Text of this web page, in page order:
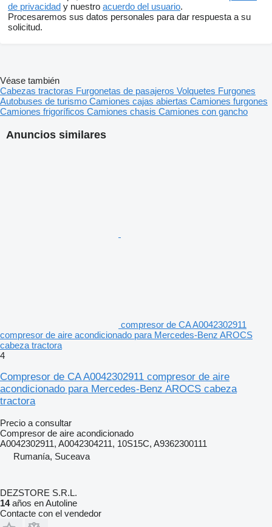
de privacidad y nuestro acuerdo del usuario.
Procesaremos sus datos personales para dar respuesta a su
solicitud.
Anuncios similares
compresor de CA A0042302911
compresor de aire acondicionado para Mercedes-Benz AROCS
cabeza tractora
4
Compresor de CA A0042302911 compresor de aire
acondicionado para Mercedes-Benz AROCS cabeza
tractora
Precio a consultar
Compresor de aire acondicionado
A0042302911, A0042304211, 10S15C, A9362300111
Rumanía, Suceava
DEZSTORE S.R.L.
14años en Autoline
Contacte con el vendedor
Véase también
Cabezas tractoras Furgonetas de pasajeros Volquetes Furgones
Autobuses de turismo Camiones cajas abiertas Camiones furgones
Camiones frigoríficos Camiones chasis Camiones con gancho